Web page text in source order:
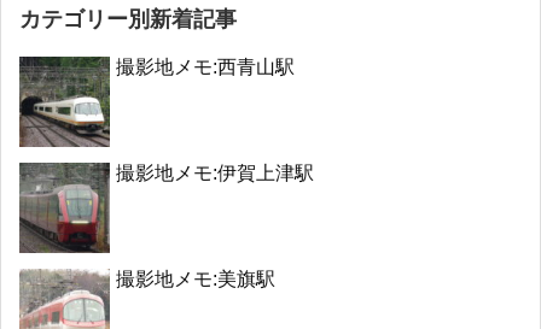
カテゴリー別新着記事
撮影地メモ:西青山駅
撮影地メモ:伊賀上津駅
撮影地メモ:美旗駅